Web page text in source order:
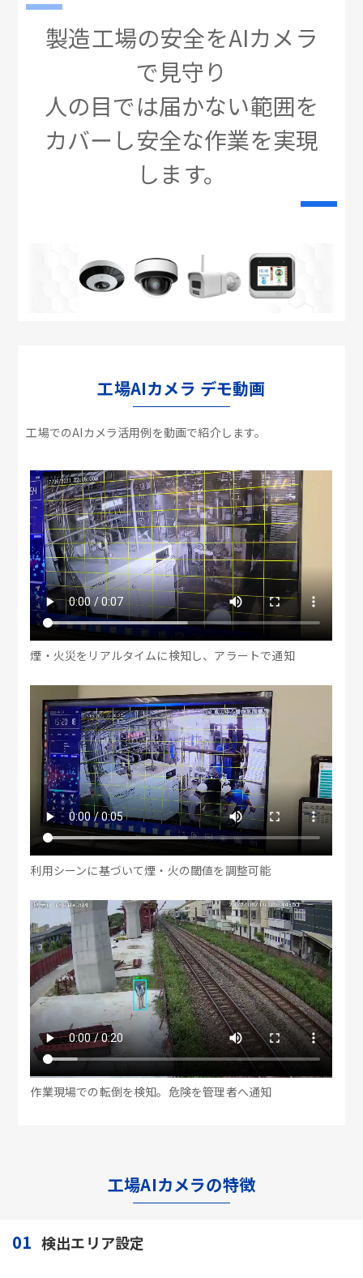
製造工場の安全をAIカメラ
で見守り
人の目では届かない範囲を
カバーし安全な作業を実現
します。
工場AIカメラ デモ動画
工場でのAIカメラ活用例を動画で紹介します。
煙・火災をリアルタイムに検知し、アラートで通知
利用シーンに基づいて煙・火の閾値を調整可能
作業現場での転倒を検知。危険を管理者へ通知
工場AIカメラの特徴
01 検出エリア設定